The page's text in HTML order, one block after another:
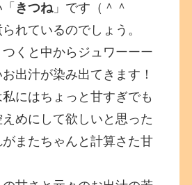
きつね」です（＾＾
れているのでしょう。
くと中からジュワーーー
出汁が染み出てきます！
にはちょっと甘すぎでも
めにして欲しいと思った
またちゃんと計算さた甘